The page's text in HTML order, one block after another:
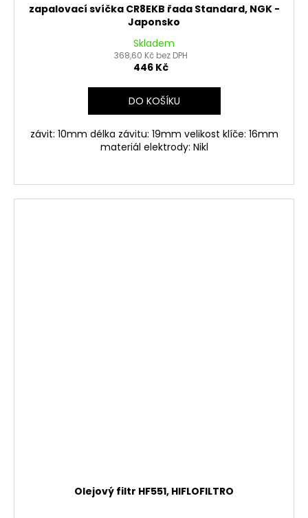
zapalovací svíčka CR8EKB řada Standard, NGK -
Japonsko
Skladem
368,60 Kč bez DPH
446 Kč
DO KOŠÍKU
závit: 10mm délka závitu: 19mm velikost klíče: 16mm
materiál elektrody: Nikl
Olejový filtr HF551, HIFLOFILTRO